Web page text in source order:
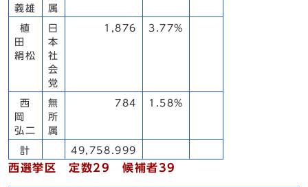
義雄
属
植
田
絹松
日
本
社
会
党
1,876 3.77%
西
岡
弘二
無
所
属
784 1.58%
計 49,758.999
西選挙区 定数29 候補者39